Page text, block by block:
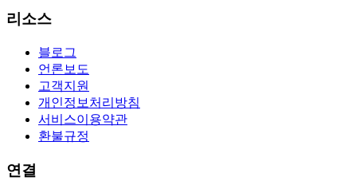
리소스
블로그
언론보도
고객지원
개인정보처리방침
서비스이용약관
환불규정
연결